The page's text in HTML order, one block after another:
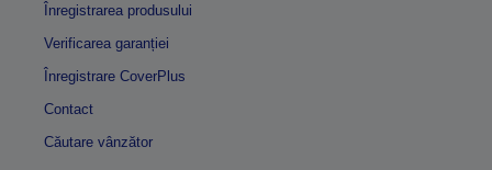
Înregistrarea produsului
Verificarea garanției
Înregistrare CoverPlus
Contact
Căutare vânzător